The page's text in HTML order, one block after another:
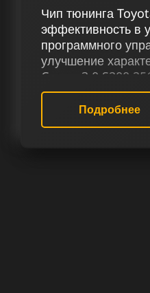
Чип тюнинга
эффективность в
программного
улучшение
Crown 3.0 S200
отключение
активацию
терморегуляции и
Подробнее